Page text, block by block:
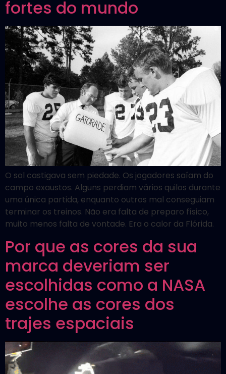
fortes do mundo
O sol castigava sem piedade. Os jogadores saíam do
campo exaustos. Alguns perdiam vários quilos durante
uma única partida, enquanto outros mal conseguiam
terminar os treinos. Não era falta de preparo físico,
muito menos falta de vontade. Era o calor da Flórida.
Por que as cores da sua
marca deveriam ser
escolhidas como a NASA
escolhe as cores dos
trajes espaciais